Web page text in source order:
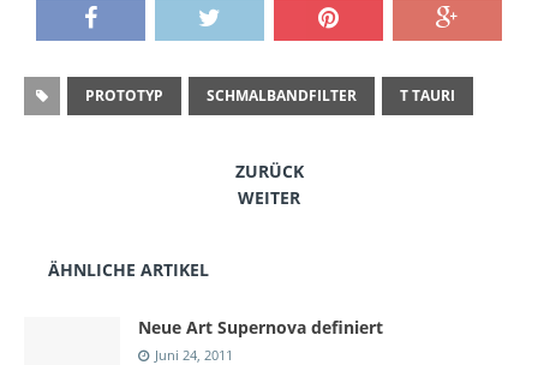
PROTOTYP SCHMALBANDFILTER T TAURI
ZURÜCK
WEITER
ÄHNLICHE ARTIKEL
Neue Art Supernova definiert
Juni 24, 2011